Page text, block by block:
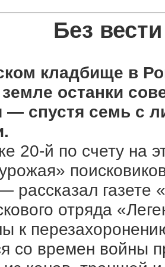
Без
кладбище в
останки
— спустя семь с
й по счету на
рассказал газете
отряда
к
со времен войны